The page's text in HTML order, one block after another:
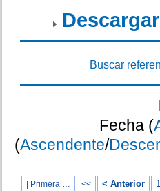
Buscar
Fecha (
(Ascendente/
| Primera … << < Anterior